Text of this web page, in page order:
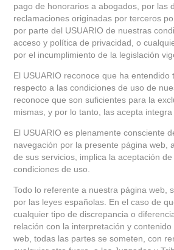
pago de honorarios a abogados, por las
reclamaciones originadas por terceros
por parte del USUARIO de nuestras
acceso y política de privacidad, o
por el incumplimiento de la legislación
El USUARIO reconoce que ha entendido
respecto a las condiciones de uso de
reconoce que son suficientes para la
mismas, y por lo tanto, las acepta integra
El USUARIO es plenamente consciente
navegación por la presente página web,
de sus servicios, implica la aceptación
condiciones de uso.
Todo lo referente a nuestra página web,
por las leyes españolas. En el caso de
cualquier tipo de discrepancia o
relación con la interpretación y
web, todas las partes se someten, con